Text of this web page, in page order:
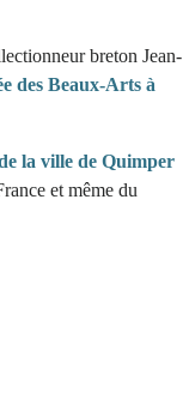
breton Jean-
des Beaux-Arts à
la ville de Quimper
et même du